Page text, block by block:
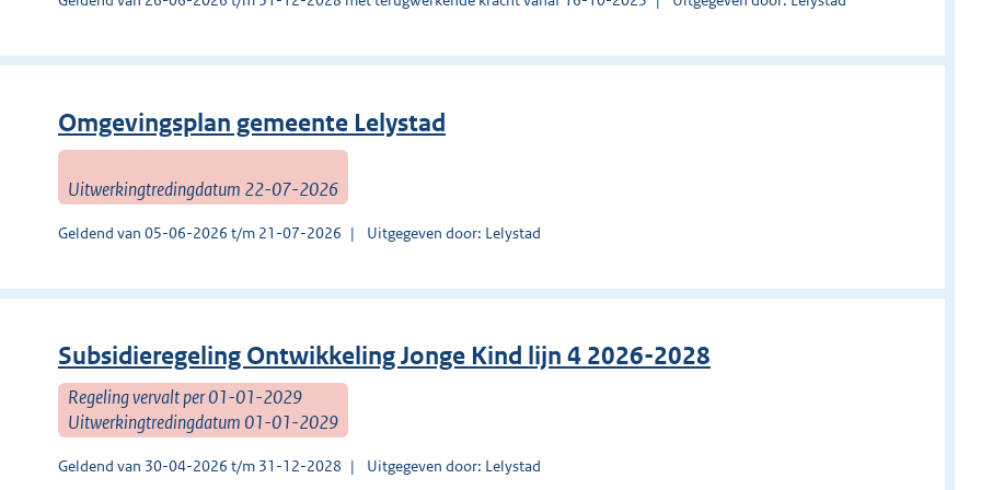
Omgevingsplan gemeente Lelystad
Uitwerkingtredingdatum 22-07-2026
Geldend van 05-06-2026 t/m 21-07-2026 Uitgegeven door: Lelystad
Subsidieregeling Ontwikkeling Jonge Kind lijn 4 2026-2028
Regeling vervalt per 01-01-2029
Uitwerkingtredingdatum 01-01-2029
Geldend van 30-04-2026 t/m 31-12-2028 Uitgegeven door: Lelystad